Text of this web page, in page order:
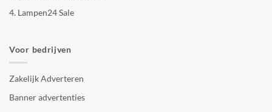
4. Lampen24 Sale
Voor bedrijven
Zakelijk Adverteren
Banner advertenties